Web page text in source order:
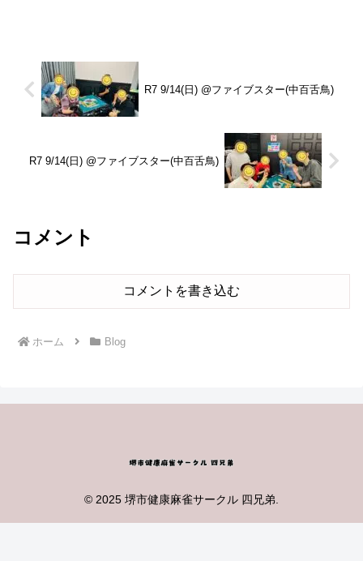
R7 9/14(日) @ファイブスター(中百舌鳥)
R7 9/14(日) @ファイブスター(中百舌鳥)
コメント
コメントを書き込む
ホーム Blog
© 2025 堺市健康麻雀サークル 四兄弟.